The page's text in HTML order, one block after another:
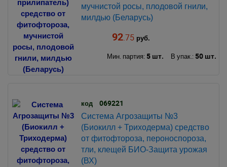
мучнистой росы, плодовой гнили,
милдью (Беларусь)
92.75руб.
Мин. партия: 5 шт. В упак.: 50 шт.
код 069221
Система Агрозащиты №3
(Биокилл + Триходерма) средство
от фитофтороза, пероноспороза,
тли, клещей БИО-Защита урожая
(ВХ)